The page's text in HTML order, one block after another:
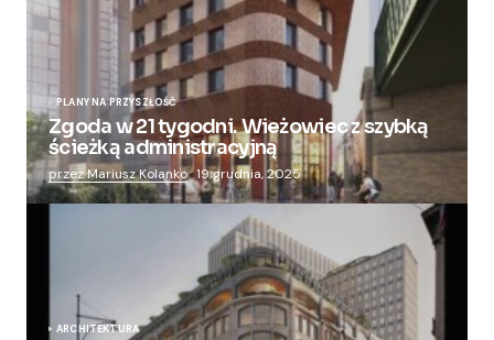
PLANY NA PRZYSZŁOŚĆ
Zgoda w 21 tygodni. Wieżowiec z szybką
ścieżką administracyjną
przez Mariusz Kolanko 19 grudnia, 2025
ARCHITEKTURA